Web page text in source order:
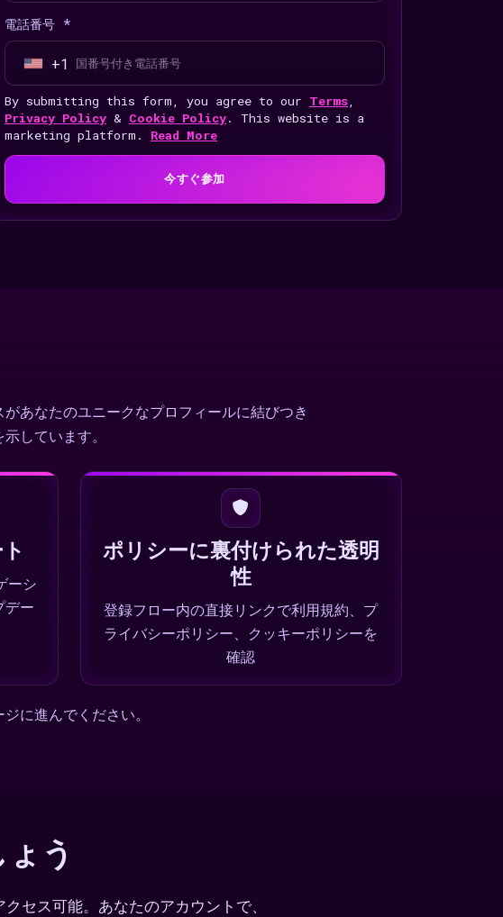
電話番号 *
U
n
i
t
S
+1
By submitting this form, you agree to our Terms,
Privacy Policy & Cookie Policy. This website is a
marketing platform. Read More
今すぐ参加
あなたのユニークなプロフィールに結びつき
しています。
ーシ
デー
ポリシーに裏付けられた透明
性
登録フロー内の直接リンクで利用規約、プ
ライバシーポリシー、クッキーポリシーを
確認
ジに進んでください。
う
セス可能。あなたのアカウントで、